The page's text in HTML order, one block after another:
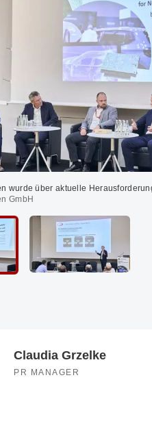
wurde über aktuelle
GmbH
Claudia Grzelke
PR MANAGER